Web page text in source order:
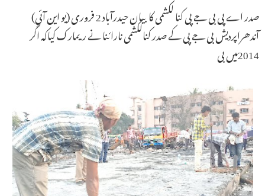
صدر اے پی بی جے پی کنا لکشمی کا بیان حیدرآباد 2 فروری (یو این آئی)
آندھراپردیش بی جے پی کے صدر کنالکشمی نارائنا نے ریمارک کیاکہ اگر
2014میں بی